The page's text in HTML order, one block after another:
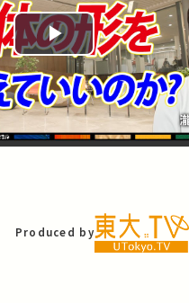
Play
Video
Produced by